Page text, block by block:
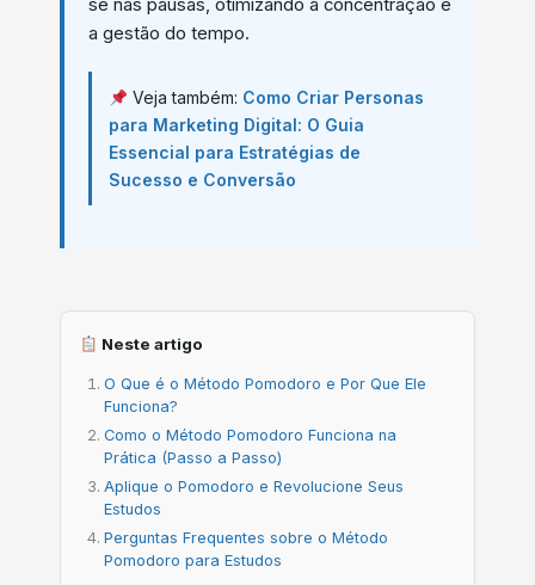
se nas pausas, otimizando a concentração e
a gestão do tempo.
Veja também: Como Criar Personas
para Marketing Digital: O Guia
Essencial para Estratégias de
Sucesso e Conversão
Neste artigo
O Que é o Método Pomodoro e Por Que Ele
Funciona?
Como o Método Pomodoro Funciona na
Prática (Passo a Passo)
Aplique o Pomodoro e Revolucione Seus
Estudos
Perguntas Frequentes sobre o Método
Pomodoro para Estudos